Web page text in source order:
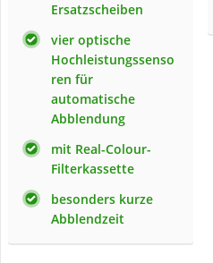
Ersatzscheiben
vier optische
Hochleistungssenso
ren für
automatische
Abblendung
mit Real-Colour-
Filterkassette
besonders kurze
Abblendzeit